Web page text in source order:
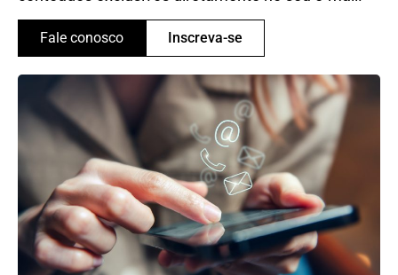
Fale conosco Inscreva-se